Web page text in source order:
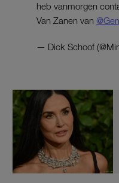
heb vanmorgen
Van Zanen van
— Dick Schoof